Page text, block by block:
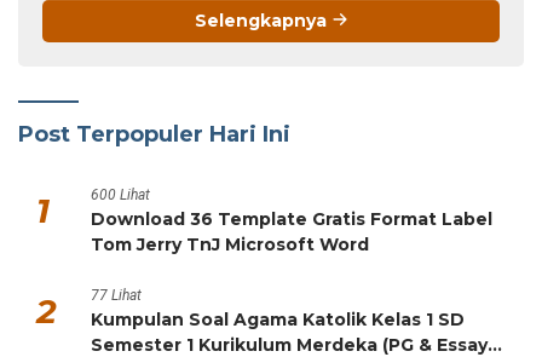
Selengkapnya
Post Terpopuler Hari Ini
1 600 Lihat
Download 36 Template Gratis Format Label
Tom Jerry TnJ Microsoft Word
2 77 Lihat
Kumpulan Soal Agama Katolik Kelas 1 SD
Semester 1 Kurikulum Merdeka (PG & Essay